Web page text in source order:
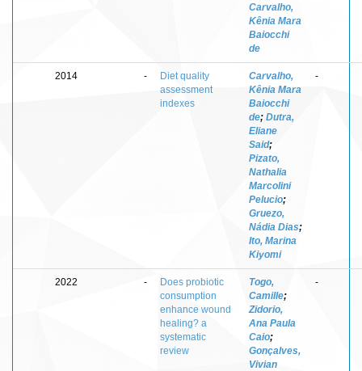
Carvalho,
Kênia Mara
Baiocchi
de
2014 -
Diet quality
assessment
indexes
Carvalho,
Kênia Mara
Baiocchi
de; Dutra,
Eliane
Said;
Pizato,
Nathalia
Marcolini
Pelucio;
Gruezo,
Nádia Dias;
Ito, Marina
Kiyomi
-
2022 -
Does probiotic
consumption
enhance wound
healing? a
systematic
review
Togo,
Camille;
Zidorio,
Ana Paula
Caio;
Gonçalves,
Vivian
-